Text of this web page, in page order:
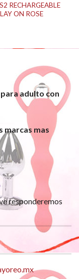
RECHARGEABLE
LAY ON ROSE
adulto con
marcas mas
responderemos